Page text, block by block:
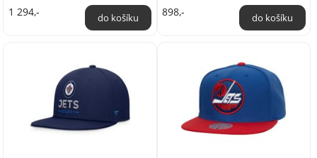
1 294,- 898,-